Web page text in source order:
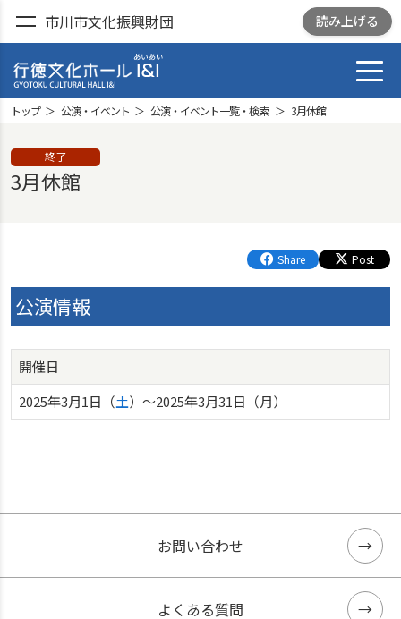
市川市文化振興財団 読み上げる
GYOTOKU CULTRURAL
トップ 公演・イベント 公演・イベント一覧・検索 3月休館
終了
3月休館
Share Post
公演情報
開催日
2025年3月1日（土）〜2025年3月31日（月）
お問い合わせ
よくある質問